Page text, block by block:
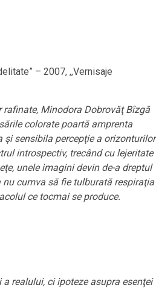
– 2007, ,,Vernisaje
Minodora Dobrovăţ Bîzgă
colorate poartă amprenta
sensibila percepţie a orizonturilor
introspectiv, trecând cu lejeritate
unele imagini devin de-a dreptul
cumva să fie tulburată respiraţia
ce tocmai se produce.
realului, ci ipoteze asupra esenţei